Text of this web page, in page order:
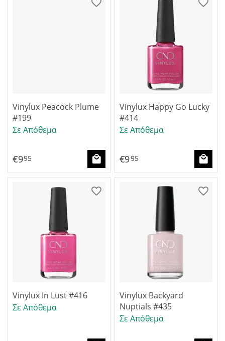
Vinylux Peacock Plume
#199
Σε Απόθεμα
€995
Vinylux Happy Go Lucky
#414
Σε Απόθεμα
€995
Vinylux In Lust #416
Σε Απόθεμα
Vinylux Backyard
Nuptials #435
Σε Απόθεμα